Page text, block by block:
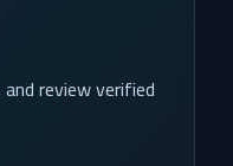
review verified